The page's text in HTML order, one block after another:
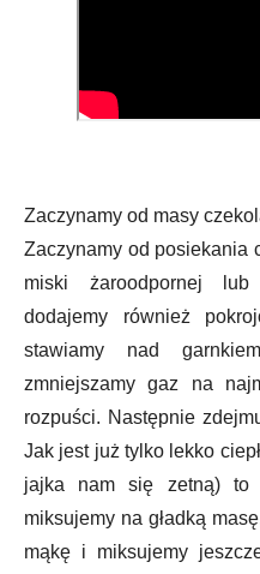
Zaczynamy od masy
Zaczynamy od posiekania
miski żaroodpornej
dodajemy również
stawiamy nad
zmniejszamy gaz na
rozpuści. Następnie
Jak jest już tylko lekko
jajka nam się zetną) to
miksujemy na gładką
mąkę i miksujemy